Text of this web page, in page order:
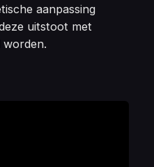
aanpassing
uitstoot met